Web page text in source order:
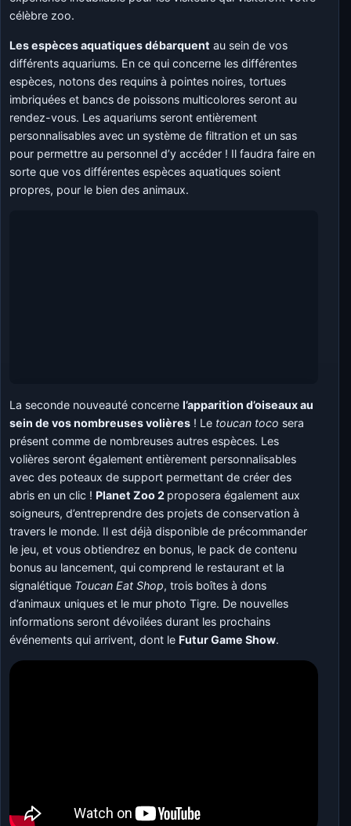
célèbre zoo.
Les espèces aquatiques débarquent au sein de vos
différents aquariums. En ce qui concerne les différentes
espèces, notons des requins à pointes noires, tortues
imbriquées et bancs de poissons multicolores seront au
rendez-vous. Les aquariums seront entièrement
personnalisables avec un système de filtration et un sas
pour permettre au personnel d’y accéder ! Il faudra faire en
sorte que vos différentes espèces aquatiques soient
propres, pour le bien des animaux.
La seconde nouveauté concernel’apparition d’oiseaux au
sein de vos nombreuses volières ! Le toucan toco sera
présent comme de nombreuses autres espèces. Les
volières seront également entièrement personnalisables
avec des poteaux de support permettant de créer des
abris en un clic ! Planet Zoo 2 proposera également aux
soigneurs, d’entreprendre des projets de conservation à
travers le monde. Il est déjà disponible de précommander
le jeu, et vous obtiendrez en bonus, le pack de contenu
bonus au lancement, qui comprend le restaurant et la
signalétique Toucan Eat Shop, trois boîtes à dons
d’animaux uniques et le mur photo Tigre. De nouvelles
informations seront dévoilées durant les prochains
événements qui arrivent, dont le Futur Game Show.